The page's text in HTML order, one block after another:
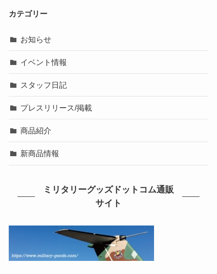
カテゴリー
お知らせ
イベント情報
スタッフ日記
プレスリリース/掲載
商品紹介
新商品情報
ミリタリーグッズドットコム通販
サイト